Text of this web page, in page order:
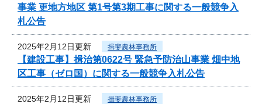
事業 更地方地区 第1号第3期工事に関する一般競争入
札公告
2025年2月12日更新 揖斐農林事務所
【建設工事】揖治第0622号 緊急予防治山事業 畑中地
区工事（ゼロ国）に関する一般競争入札公告
2025年2月12日更新 揖斐農林事務所